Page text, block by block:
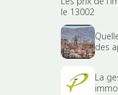
le 13002
des
La